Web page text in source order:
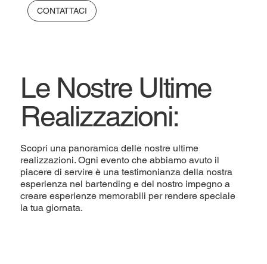
CONTATTACI
Le Nostre Ultime
Realizzazioni:
Scopri una panoramica delle nostre ultime
realizzazioni. Ogni evento che abbiamo avuto il
piacere di servire è una testimonianza della nostra
esperienza nel bartending e del nostro impegno a
creare esperienze memorabili per rendere speciale
la tua giornata.